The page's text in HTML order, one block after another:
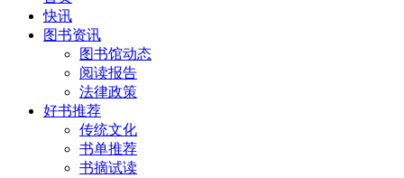
快讯
图书资讯
图书馆动态
阅读报告
法律政策
好书推荐
传统文化
书单推荐
书摘试读